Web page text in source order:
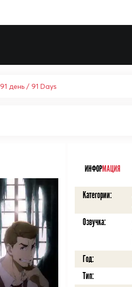
день / 91 Days
ИНФОРМАЦИЯ
Категории:
Озвучка:
Год:
Тип: